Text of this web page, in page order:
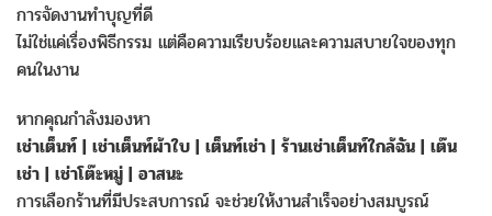
การจัดงานทำบุญที่ดี
ไม่ใช่แค่เรื่องพิธีกรรม แต่คือความเรียบร้อยและความสบายใจของทุก
คนในงาน
หากคุณกำลังมองหา
เช่าเต็นท์ | เช่าเต็นท์ผ้าใบ | เต็นท์เช่า | ร้านเช่าเต็นท์ใกล้ฉัน | เต๊น
เช่า | เช่าโต๊ะหมู่ | อาสนะ
การเลือกร้านที่มีประสบการณ์ จะช่วยให้งานสำเร็จอย่างสมบูรณ์